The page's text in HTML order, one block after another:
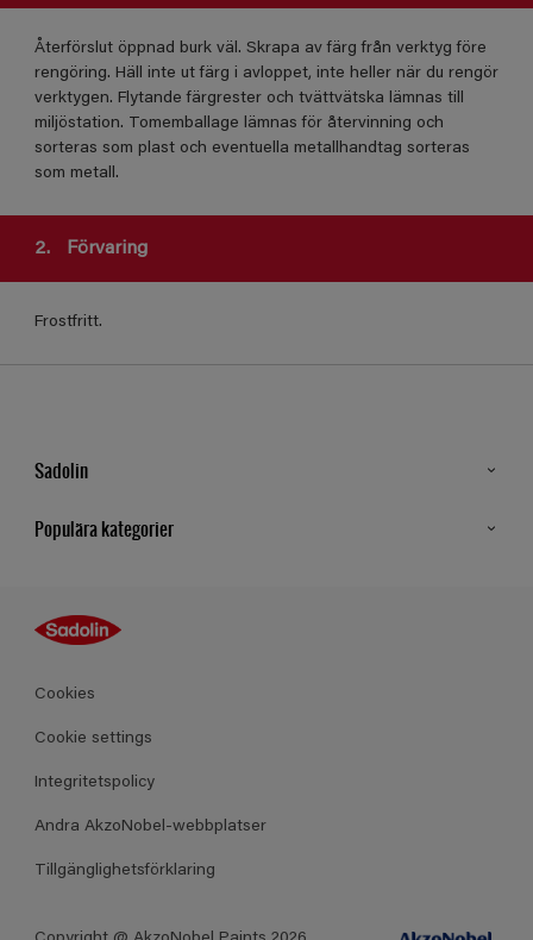
Återförslut öppnad burk väl. Skrapa av färg från verktyg före
rengöring. Häll inte ut färg i avloppet, inte heller när du rengör
verktygen. Flytande färgrester och tvättvätska lämnas till
miljöstation. Tomemballage lämnas för återvinning och
sorteras som plast och eventuella metallhandtag sorteras
som metall.
2. Förvaring
Frostfritt.
Sadolin
Populära kategorier
Kulörer
Produkter
Cookies
Cookie settings
Integritetspolicy
Andra AkzoNobel-webbplatser
Tillgänglighetsförklaring